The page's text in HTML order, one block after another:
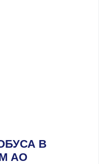
В
АО